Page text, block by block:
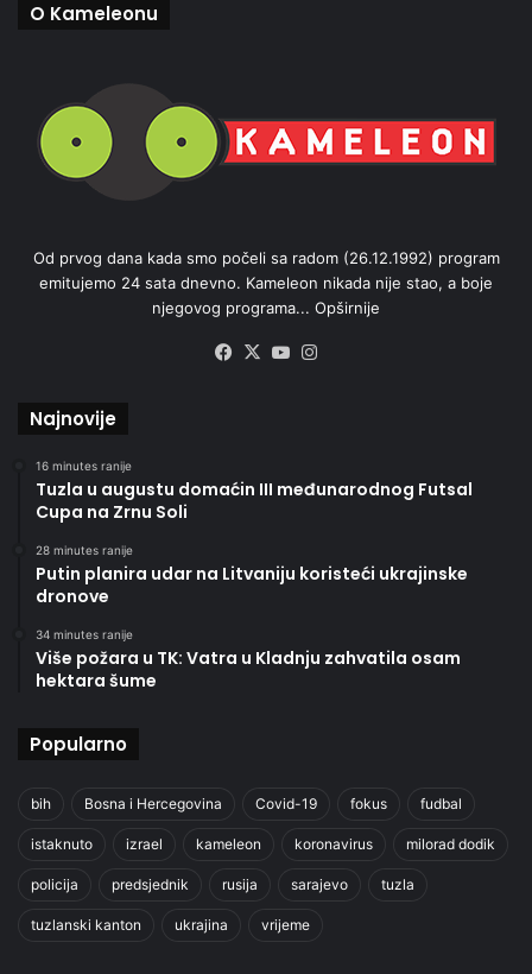
O Kameleonu
Od prvog dana kada smo počeli sa radom (26.12.1992) program
emitujemo 24 sata dnevno. Kameleon nikada nije stao, a boje
njegovog programa... Opširnije
Facebook
X YouTube
Najnovije
16 minutes ranije
Tuzla u augustu domaćin III međunarodnog Futsal
Cupa na Zrnu Soli
28 minutes ranije
Putin planira udar na Litvaniju koristeći ukrajinske
dronove
34 minutes ranije
Više požara u TK: Vatra u Kladnju zahvatila osam
hektara šume
Popularno
bih Bosna i Hercegovina Covid-19 fokus fudbal
istaknuto izrael kameleon koronavirus milorad dodik
policija predsjednik rusija sarajevo tuzla
tuzlanski kanton ukrajina vrijeme